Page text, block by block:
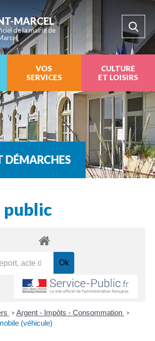
MARCEL
de la mairie de
VOS
SERVICES
CULTURE
ET LOISIRS
DÉMARCHES
public
> Argent - Impôts - Consommation >
(véhicule)